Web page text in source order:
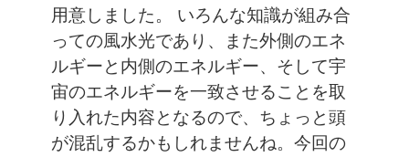
用意しました。
いろんな知識が組み合
っての風水光であり、また外側のエネ
ルギーと内側のエネルギー、そして宇
宙のエネルギーを一致させることを取
り入れた内容となるので、ちょっと頭
が混乱するかもしれませんね。今回の